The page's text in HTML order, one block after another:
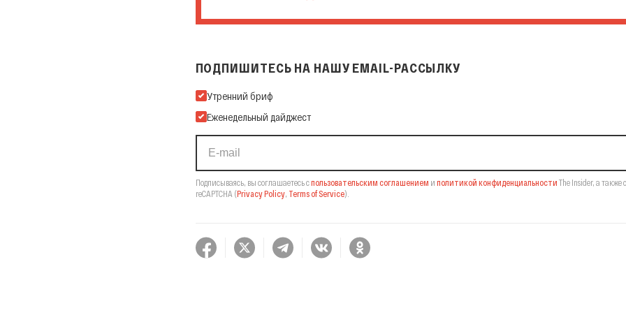
ПОДПИШИТЕСЬ НА НАШУ EMAIL-РАССЫЛКУ
Подпишитесь на нашу Email-рассылку
Утренний бриф
Еженедельный дайджест
Подписываясь, вы соглашаетесь спользовательским соглашением и политикой конфиденциальности The Insider, а также
reCAPTCHA (Privacy Policy, Terms of Service).